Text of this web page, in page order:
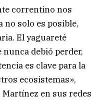
correntino nos
no solo es posible,
El yaguareté
debió perder,
es clave para la
ecosistemas»,
en sus redes